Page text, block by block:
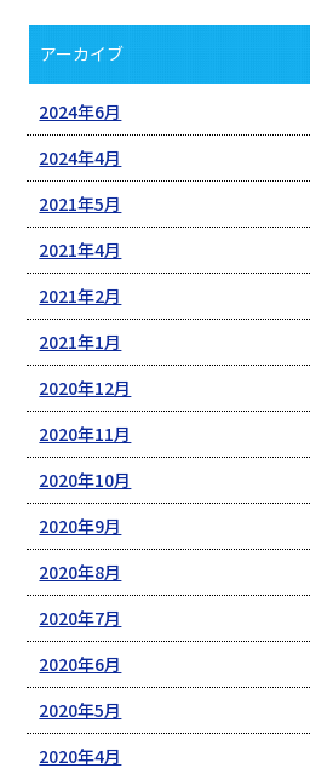
アーカイブ
2024年6月
2024年4月
2021年5月
2021年4月
2021年2月
2021年1月
2020年12月
2020年11月
2020年10月
2020年9月
2020年8月
2020年7月
2020年6月
2020年5月
2020年4月